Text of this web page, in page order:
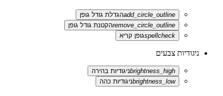
add_circle_outlineהגדלת גודל גופן
remove_circle_outlineהקטנת גודל גופן
spellcheckגופן קריא
ניגודיות צבעים
brightness_highניגודיות בהירה
brightness_lowניגודיות כהה